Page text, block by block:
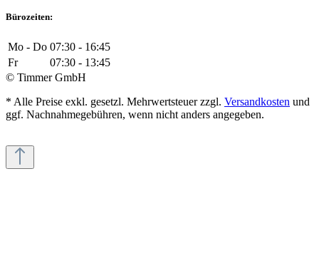
Bürozeiten:
Mo - Do 07:30 - 16:45
Fr
07:30 - 13:45
© Timmer GmbH
* Alle Preise exkl. gesetzl. Mehrwertsteuer zzgl. Versandkosten und
ggf. Nachnahmegebühren, wenn nicht anders angegeben.